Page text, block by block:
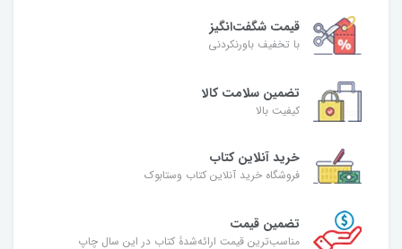
قیمت شگفت‌انگیز
با تخفیف باورنکردنی
تضمین سلامت کالا
کیفیت بالا
خرید آنلاین کتاب
فروشگاه خرید آنلاین کتاب وستابوک
تضمین قیمت
مناسب‌ترین قیمت ارائه‌شدۀ کتاب در این سال چاپ